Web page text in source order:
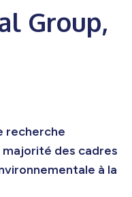
Group,
recherche
des cadres
à la